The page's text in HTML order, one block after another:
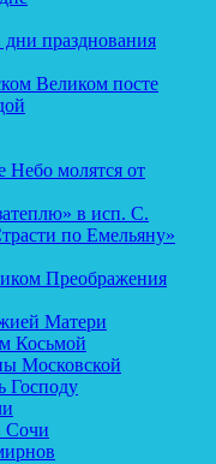
празднования
Великом посте
Небо молятся от
в исп. С.
по Емельяну»
Преображения
Матери
Косьмой
Московской
Господу
Сочи